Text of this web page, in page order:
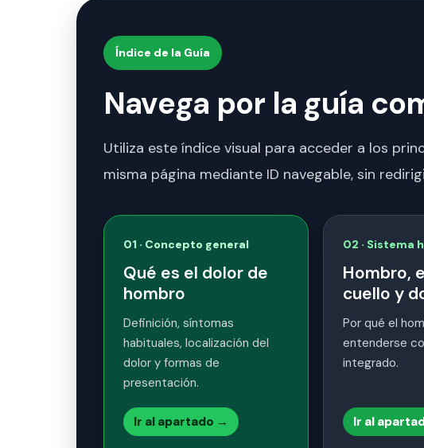
Índice de la Guía
Navega por la guía
Utiliza este índice visual para acceder a los
misma página mediante ID navegable, sin
01 · Concepto general
Qué es el dolor de
hombro
Definición, síntomas
habituales, localización del
dolor y formas de
presentación.
Ir al apartado →
02 · Sistema
Hombro,
cuello y
Por qué el
entenderse
integrado.
Ir al